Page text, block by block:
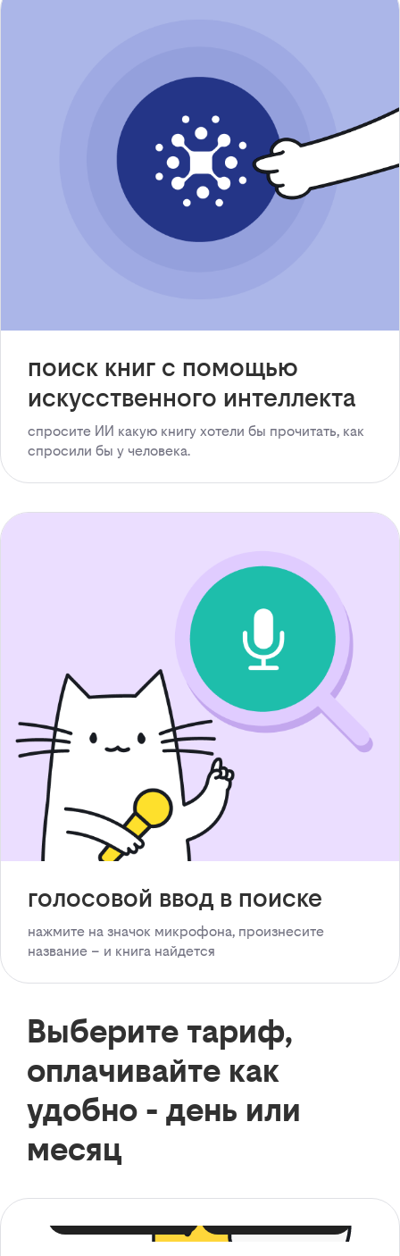
поиск книг с помощью
искусственного интеллекта
спросите ИИ какую книгу хотели бы прочитать, как
спросили бы у человека.
голосовой ввод в поиске
нажмите на значок микрофона, произнесите
название – и книга найдется
Выберите тариф,
оплачивайте как
удобно - день или
месяц